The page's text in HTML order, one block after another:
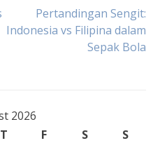
Pertandingan Sengit:
Indonesia vs Filipina dalam
Sepak Bola
2026
T F S
S